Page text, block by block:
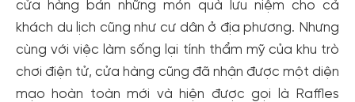
cửa hàng bán những món quà lưu niệm cho cả
khách du lịch cũng như cư dân ở địa phương. Nhưng
cùng với việc làm sống lại tính thẩm mỹ của khu trò
chơi điện tử, cửa hàng cũng đã nhận được một diện
mạo hoàn toàn mới và hiện được gọi là Raffles